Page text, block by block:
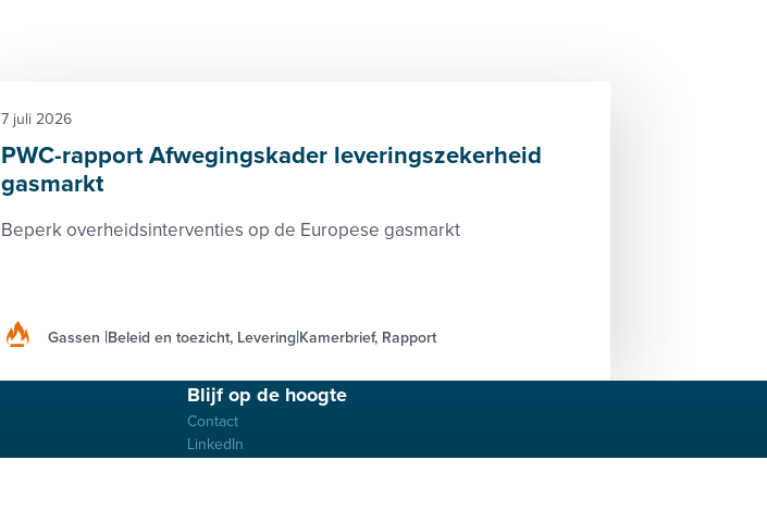
PWC-rapport Afwegingskader leveringszekerheid
gasmarkt
Beperk overheidsinterventies op de Europese gasmarkt
7 juli 2026
Gassen Beleid en toezicht, Levering Kamerbrief, Rapport
Blijf op de hoogte
Contact
LinkedIn